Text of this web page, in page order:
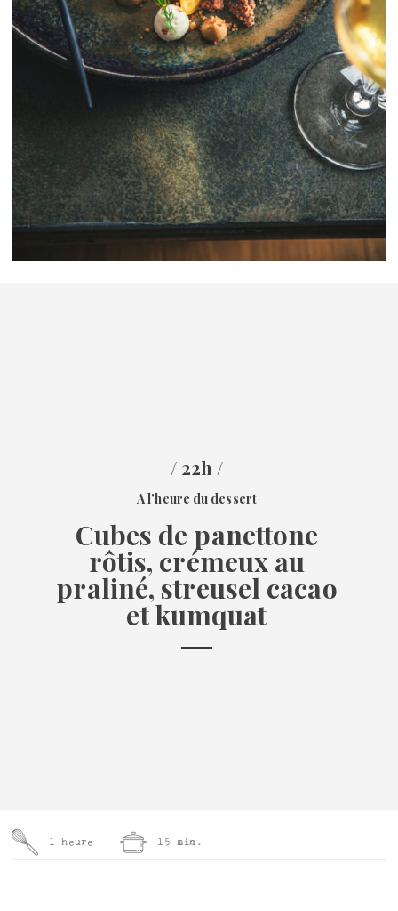
/ 22h /
A l'heure du dessert
Cubes de panettone
rôtis, crémeux au
praliné, streusel cacao
et kumquat
1 heure 15 min.